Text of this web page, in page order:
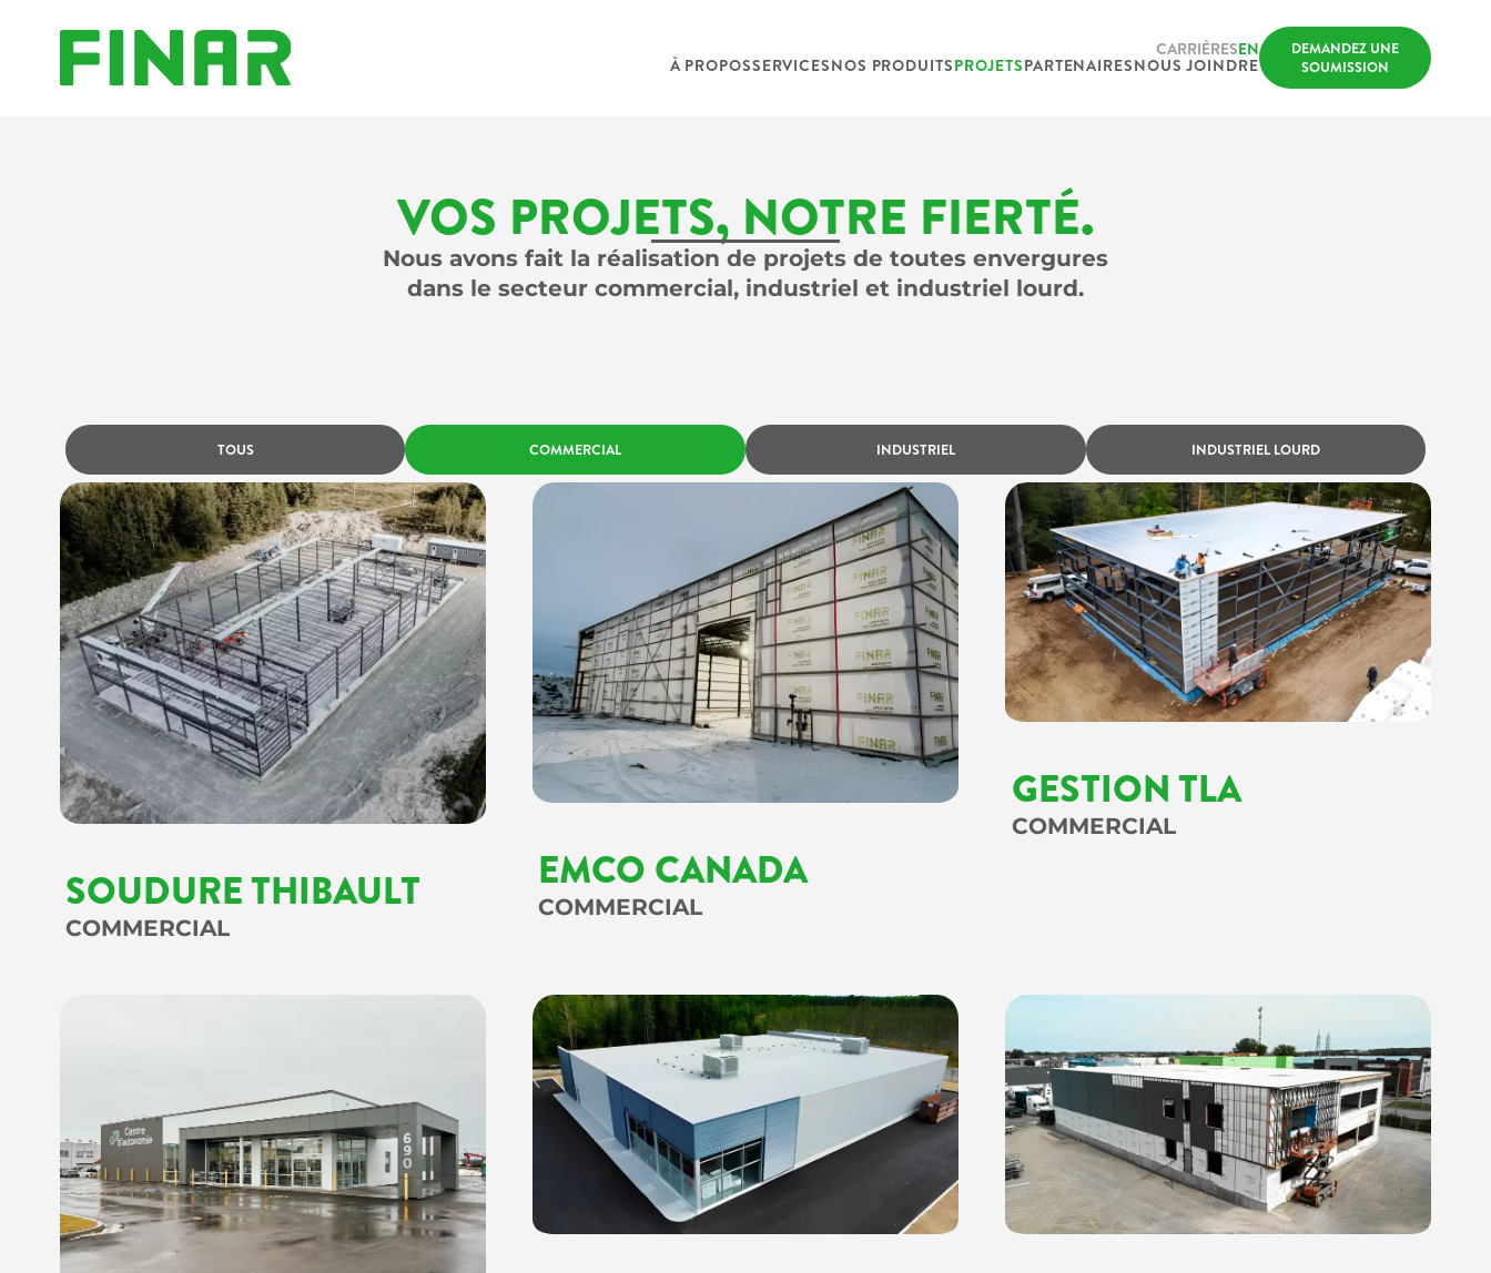
CARRIÈRESEN
À PROPOSSERVICESNOS PRODUITSPROJETSPARTENAIRESNOUS JOINDRE
DEMANDEZ UNE
SOUMISSION
VOS PROJETS, NOTRE FIERTÉ.
Nous avons fait la réalisation de projets de toutes envergures
dans le secteur commercial, industriel et industriel lourd.
TOUS COMMERCIAL INDUSTRIEL INDUSTRIEL LOURD
SOUDURE THIBAULT
COMMERCIAL
EMCO CANADA
COMMERCIAL
GESTION TLA
COMMERCIAL